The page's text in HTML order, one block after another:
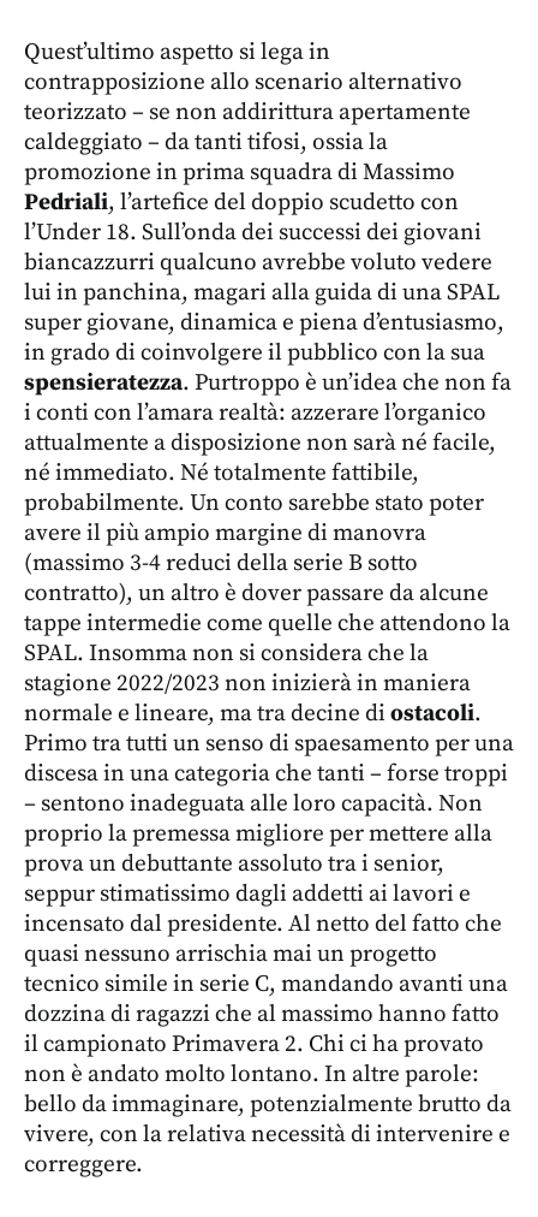
Quest’ultimo aspetto si lega in
contrapposizione allo scenario alternativo
teorizzato – se non addirittura apertamente
caldeggiato – da tanti tifosi, ossia la
promozione in prima squadra di Massimo
Pedriali, l’artefice del doppio scudetto con
l’Under 18. Sull’onda dei successi dei giovani
biancazzurri qualcuno avrebbe voluto vedere
lui in panchina, magari alla guida di una SPAL
super giovane, dinamica e piena d’entusiasmo,
in grado di coinvolgere il pubblico con la sua
spensieratezza. Purtroppo è un’idea che non fa
i conti con l’amara realtà: azzerare l’organico
attualmente a disposizione non sarà né facile,
né immediato. Né totalmente fattibile,
probabilmente. Un conto sarebbe stato poter
avere il più ampio margine di manovra
(massimo 3-4 reduci della serie B sotto
contratto), un altro è dover passare da alcune
tappe intermedie come quelle che attendono la
SPAL. Insomma non si considera che la
stagione 2022/2023 non inizierà in maniera
normale e lineare, ma tra decine di ostacoli.
Primo tra tutti un senso di spaesamento per una
discesa in una categoria che tanti – forse troppi
– sentono inadeguata alle loro capacità. Non
proprio la premessa migliore per mettere alla
prova un debuttante assoluto tra i senior,
seppur stimatissimo dagli addetti ai lavori e
incensato dal presidente. Al netto del fatto che
quasi nessuno arrischia mai un progetto
tecnico simile in serie C, mandando avanti una
dozzina di ragazzi che al massimo hanno fatto
il campionato Primavera 2. Chi ci ha provato
non è andato molto lontano. In altre parole:
bello da immaginare, potenzialmente brutto da
vivere, con la relativa necessità di intervenire e
correggere.